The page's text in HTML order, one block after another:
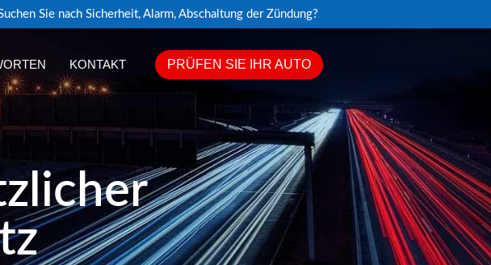
Sie nach Sicherheit, Alarm, Abschaltung der Zündung?
KONTAKT PRÜFEN SIE IHR AUTO